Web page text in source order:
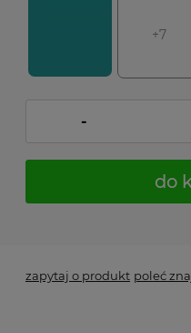
+7
-
do
zapytaj o produkt poleć